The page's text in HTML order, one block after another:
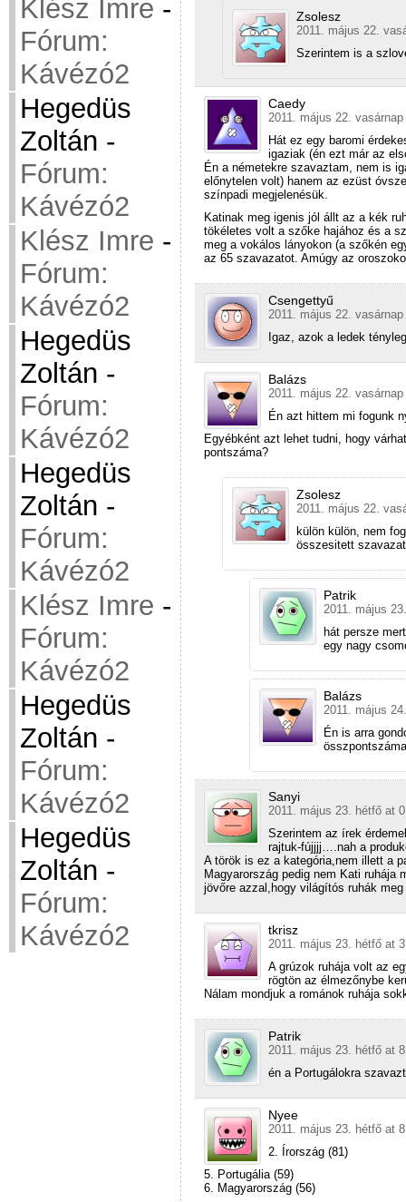
Klész Imre -
Fórum:
Kávézó2
Hegedüs
Zoltán -
Fórum:
Kávézó2
Klész Imre -
Fórum:
Kávézó2
Hegedüs
Zoltán -
Fórum:
Kávézó2
Hegedüs
Zoltán -
Fórum:
Kávézó2
Klész Imre -
Fórum:
Kávézó2
Hegedüs
Zoltán -
Fórum:
Kávézó2
Hegedüs
Zoltán -
Fórum:
Kávézó2
Zsolesz
2011. május 22.
Szerintem is a
Caedy
2011. május 22.
Hát ez egy baromi
igaziak (én ezt már az
Én a németekre szavaztam, nem is
előnytelen volt) hanem az ezüst
színpadi megjelenésük.
Katinak meg igenis jól állt az a kék
tökéletes volt a szőke hajához és a
meg a vokálos lányokon (a szőkén
az 65 szavazatot. Amúgy az
Csengettyű
2011. május 22.
Igaz, azok a ledek
Balázs
2011. május 22.
Én azt hittem mi fogunk
Egyébként azt lehet tudni, hogy
pontszáma?
Zsolesz
2011. május 22.
külön külön, nem
összesitett
Patrik
2011. május
hát persze
egy nagy
Balázs
2011. május
Én is arra
Sanyi
2011. május 23. hétfő at
Szerintem az írek
rajtuk-fújjjj….nah a
A török is ez a kategória,nem illett a
Magyarország pedig nem Kati ruhája
jövőre azzal,hogy világítós ruhák
tkrisz
2011. május 23. hétfő at
A grúzok ruhája volt az
rögtön az élmezőnybe
Nálam mondjuk a románok ruhája
Patrik
2011. május 23. hétfő at
én a Portugálokra
Nyee
2011. május 23. hétfő at
2. Írország (81)
5. Portugália (59)
6. Magyarország (56)